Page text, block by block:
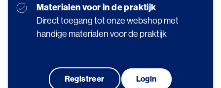
Materialen voor in de praktijk
Direct toegang tot onze webshop met
handige materialen voor de praktijk
Registreer Login